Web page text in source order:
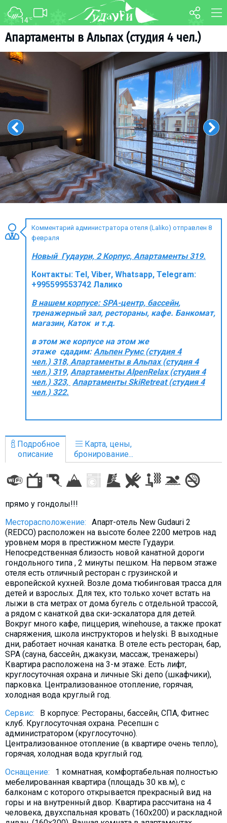
14°C
Aпартаменты в Альпах (студия 4 чел.)
Комментарий администратора отеля (Laliko) отправлен 8
февраля
Новый Гудаури, 2 Корпус, Апартаменты 319.
Контакты: Tel, Viber, Whatsapp, Telegram:
+995599553742 Лалико
В нашем корпусе: SPA-центр, бассейн,
тренажерный зал, рестораны, кафе. Банкомат,
магазин, Каток и т.д.
в этом же корпусе на этом же
этаже сдадим: Альпен Румс (студия 4
чел.) 318, Aпартаменты в Альпах (студия 4
чел.) 319, Апартаменты AlpenRelax (студия 4
чел.)323, Апартаменты SkiRetreat (студия 4
чел.) 322.
Подробное
описание
Карта, цены,
бронирование...
прямо у гондолы!!!
Месторасположение:
Апарт-отель New Gudauri 2
(REDCO) расположен на высоте более 2200 метров над
уровнем моря в престижном месте Гудаури.
Непосредственная близость новой канатной дороги
гондольного типа , 2 минуты пешком. На первом этаже
отеля есть отличный ресторан с грузинской и
европейской кухней. Возле дома тюбинговая трасса для
детей и взрослых. Для тех, кто только хочет встать на
лыжи в ста метрах от дома бугель с отдельной трассой,
а рядом с канаткой два ски-эскалатора для детей.
Вокруг много кафе, пиццерия, winehouse, а также прокат
снаряжения, школа инструкторов и helyski. В выходные
дни, работает ночная канатка. В отеле есть ресторан, бар,
SPA (сауна, бассейн, джакузи, массаж, тренажеры)
Квартира расположена на 3-м этаже. Есть лифт,
круглосуточная охрана и личные Ski депо (шкафчики),
парковка. Централизованное отопление, горячая,
холодная вода круглый год.
Сервис:
В корпусе: Рестораны, бассейн, СПА, Фитнес
клуб. Круглосуточная охрана. Ресепшн с
администратором (круглосуточно).
Централизованное отопление (в квартире очень тепло),
горячая, холодная вода круглый год.
Оснащение:
1 комнатная, комфортабельная полностью
мебeлированная квартира (площадь 30 кв.м), с
балконам с которого открывается прекрасный вид на
горы и на внутренный двор. Квартира рассчитана на 4
человека, двухспальная кровать (160х200) и раскладной
ФОРУМ КАРТА
WEBCAM
ТРАНСФЕР
О курорте
Схема трасс
Ски-пасс
Инструкторы
Прокат
Ски-сервис
Дети в Гудаури
Развлечения
Календарь событий
Гудаури
INFO
ПРОЖИВАНИЕ
Квартиры
Коттеджи
Отели
% Горячие предложения
Долгосрочная аренда
Казбеги
Другое
Визы и Документы
Что пить?
Деньги
Галерея
Отчеты
Безопасность